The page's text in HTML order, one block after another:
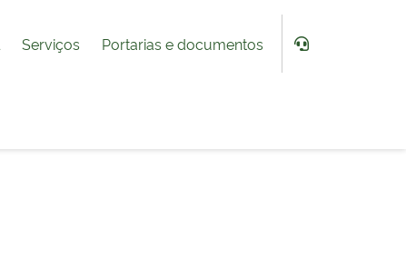
Serviços Portarias e documentos